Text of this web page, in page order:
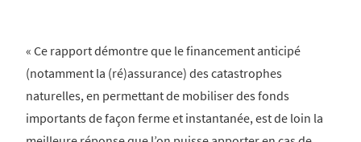
« Ce rapport démontre que le financement anticipé
(notamment la (ré)assurance) des catastrophes
naturelles, en permettant de mobiliser des fonds
importants de façon ferme et instantanée, est de loin la